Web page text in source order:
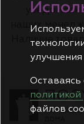
наших
Наличие
Оставаясь
политикой
файлов